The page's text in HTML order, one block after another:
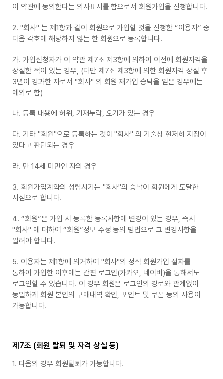
이 약관에 동의한다는 의사표시를 함으로서 회원가입을 신청합니다.
2. "회사" 는 제1항과 같이 회원으로 가입할 것을 신청한 “이용자” 중
다음 각호에 해당하지 않는 한 회원으로 등록합니다.
가. 가입신청자가 이 약관 제7조 제3항에 의하여 이전에 회원자격을
상실한 적이 있는 경우, (다만 제7조 제3항에 의한 회원자격 상실 후
3년이 경과한 자로서 "회사" 의 회원 재가입 승낙을 얻은 경우에는
예외로 함)
나. 등록 내용에 허위, 기재누락, 오기가 있는 경우
다. 기타 "회원"으로 등록하는 것이 "회사" 의 기술상 현저히 지장이
있다고 판단되는 경우
라. 만 14세 미만인 자의 경우
3. 회원가입계약의 성립시기는 "회사"의 승낙이 회원에게 도달한
시점으로 합니다.
4. “회원”은 가입 시 등록한 등록사항에 변경이 있는 경우, 즉시
"회사" 에 대하여 “회원”정보 수정 등의 방법으로 그 변경사항을
알려야 합니다.
5. 이용자는 제1항에 의거하여 "회사"의 정식 회원가입 절차를
통하여 가입한 이후에는 간편 로그인(카카오, 네이버)을 통해서도
로그인할 수 있습니다. 이 경우 회원은 로그인의 경로와 관계없이
동일하게 회원 본인의 구매내역 확인, 포인트 및 쿠폰 등의 사용이
가능합니다.
제7조 (회원 탈퇴 및 자격 상실 등)
1. 다음의 경우 회원탈퇴가 가능합니다.